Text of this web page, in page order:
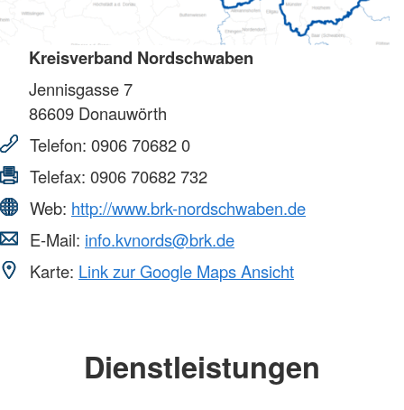
Kreisverband Nordschwaben
Jennisgasse 7
86609 Donauwörth
Telefon: 0906 70682 0
Telefax: 0906 70682 732
Web: http://www.brk-nordschwaben.de
E-Mail: info.kvnords@brk.de
Karte: Link zur Google Maps Ansicht
Dienstleistungen